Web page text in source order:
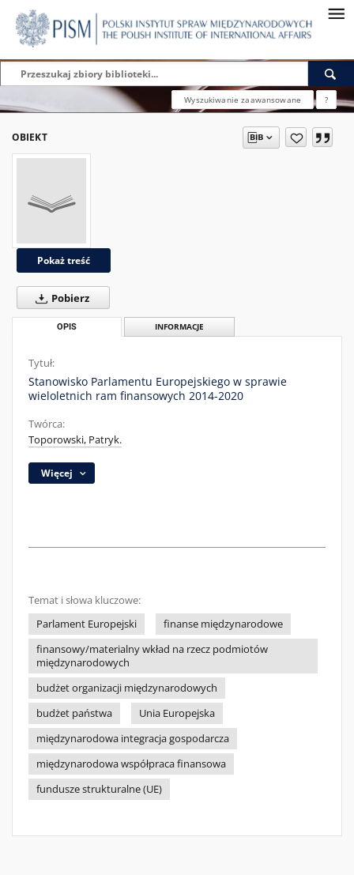
Wyszukiwanie zaawansowane ?
OBIEKT
Pokaż treść
Pobierz
OPIS INFORMACJE
Tytuł:
Stanowisko Parlamentu Europejskiego w sprawie
wieloletnich ram finansowych 2014-2020
Twórca:
Toporowski, Patryk.
Więcej
Temat i słowa kluczowe:
Parlament Europejski
finanse międzynarodowe
finansowy/materialny wkład na rzecz podmiotów
międzynarodowych
budżet organizacji międzynarodowych
budżet państwa
Unia Europejska
międzynarodowa integracja gospodarcza
międzynarodowa współpraca finansowa
fundusze strukturalne (UE)